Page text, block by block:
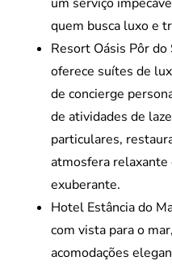
quem busca luxo e
Resort Oásis Pôr
oferece suítes de
de concierge
de atividades de
particulares,
atmosfera relaxante
exuberante.
Hotel Estância do
com vista para o
acomodações